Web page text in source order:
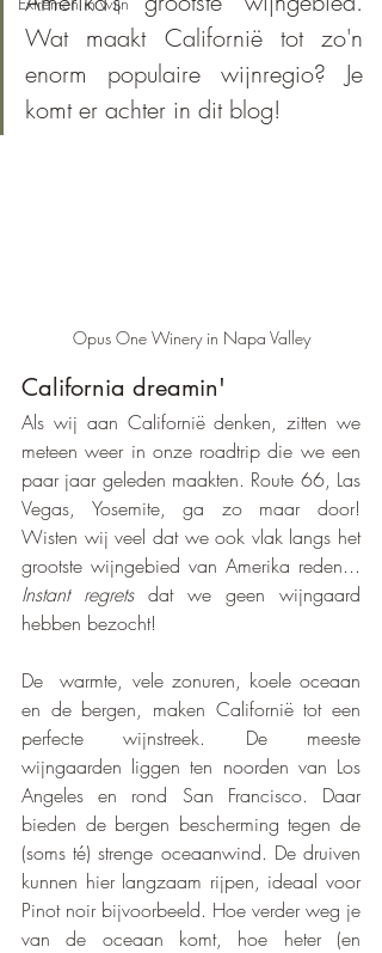
Wat maakt Californië tot zo'n
enorm populaire wijnregio? Je
komt er achter in dit blog!
Opus One Winery in Napa Valley
California dreamin'
Als wij aan Californië denken, zitten we
meteen weer in onze roadtrip die we een
paar jaar geleden maakten. Route 66, Las
Vegas, Yosemite, ga zo maar door!
Wisten wij veel dat we ook vlak langs het
Instant regrets dat we geen wijngaard
hebben bezocht!
De  warmte, vele zonuren, koele oceaan
en de bergen, maken Californië tot een
perfecte wijnstreek. De meeste
wijngaarden liggen ten noorden van Los
Angeles en rond San Francisco. Daar
bieden de bergen bescherming tegen de
(soms té) strenge oceaanwind. De druiven
kunnen hier langzaam rijpen, ideaal voor
Pinot noir bijvoorbeeld. Hoe verder weg je
van de oceaan komt, hoe heter (en